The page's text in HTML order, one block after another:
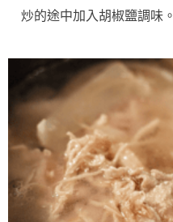
炒的途中加入胡椒鹽調味。